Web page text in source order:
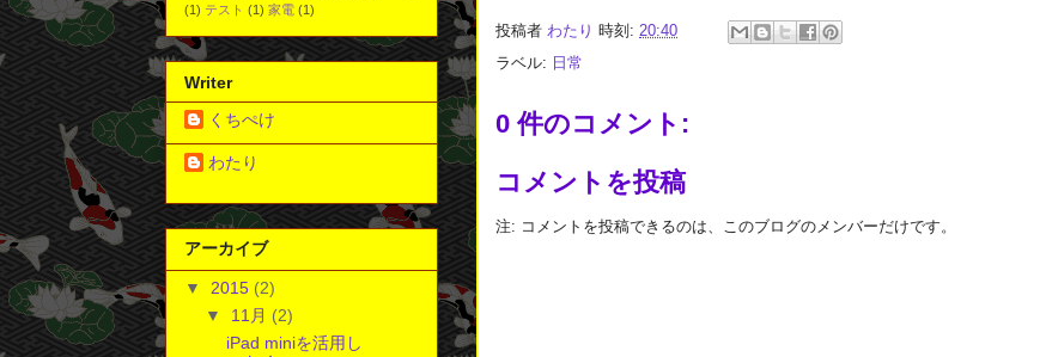
投稿者 わたり 時刻: 20:40
ラベル: 日常
0 件のコメント:
コメントを投稿
注: コメントを投稿できるのは、このブログのメンバーだけです。
(1) テスト (1) 家電 (1)
Writer
くちぺけ
わたり
アーカイブ
▼ 2015 (2)
▼ 11月 (2)
iPad miniを活用し